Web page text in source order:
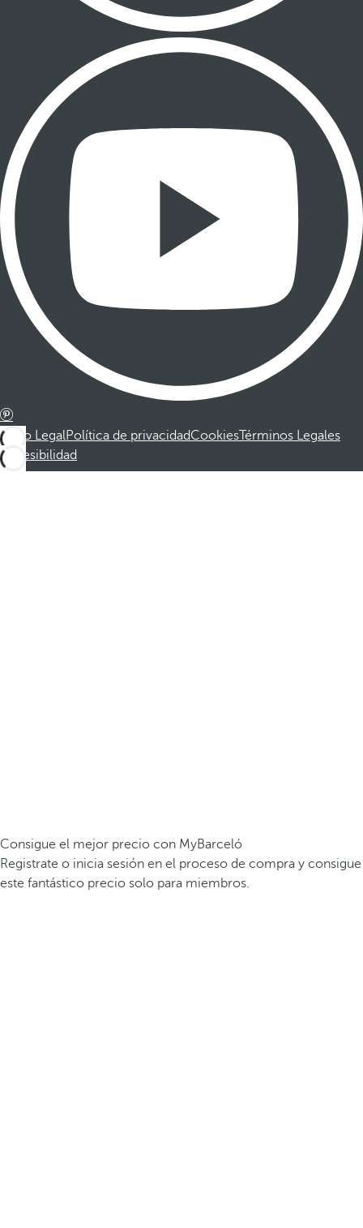
Aviso LegalPolítica de privacidadCookiesTérminos Legales
Accesibilidad
Consigue el mejor precio con MyBarceló
Registrate o inicia sesión en el proceso de compra y consigue
este fantástico precio solo para miembros.